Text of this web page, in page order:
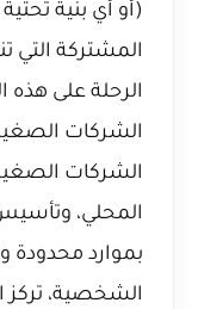
(أو أي بنية
المشتركة التي
الرحلة على هذه
الشركات
الشركات
المحلي،
بموارد محدودة
الشخصية، تركز